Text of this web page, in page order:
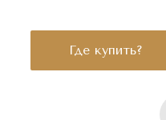
Где купить?